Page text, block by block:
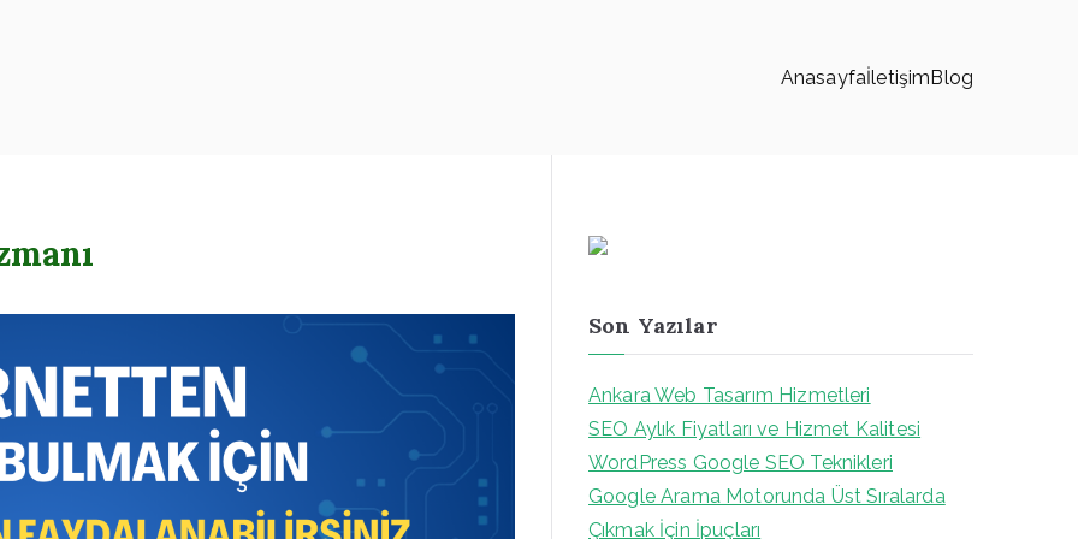
AnasayfaİletişimBlog
Son Yazılar
Ankara Web Tasarım Hizmetleri
SEO Aylık Fiyatları ve Hizmet Kalitesi
WordPress Google SEO Teknikleri
Google Arama Motorunda Üst Sıralarda
Çıkmak İçin İpuçları